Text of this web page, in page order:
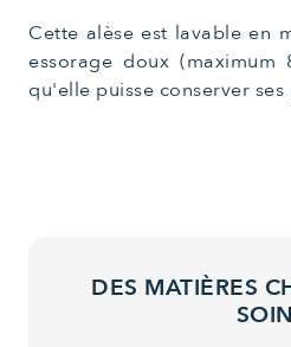
Cette alèse est lavable en
essorage doux
qu'elle puisse conserver
DES MATIÈRES
SOIN